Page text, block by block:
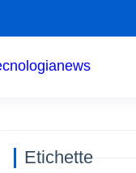
news
Etichette